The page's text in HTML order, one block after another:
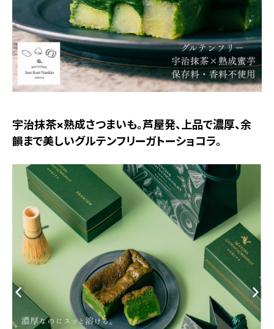
宇治抹茶×熟成さつまいも。芦屋発、上品で濃厚、余
韻まで美しいグルテンフリーガトーショコラ。